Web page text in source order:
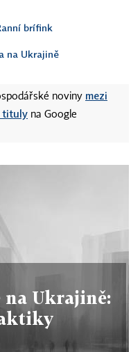
brífink
na Ukrajině
noviny mezi
tituly na Google
na Ukrajině: